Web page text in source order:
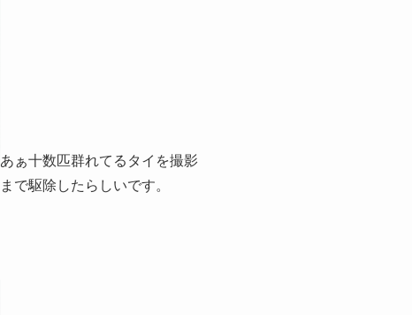
あぁ十数匹群れてるタイを撮影
で駆除したらしいです。